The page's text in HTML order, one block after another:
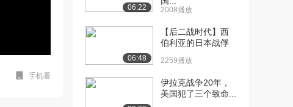
手机看
06:22 2008播放
06:48
【后二战时代】西
伯利亚的日本战俘
2259播放
伊拉克战争20年，
美国犯了三个致命...